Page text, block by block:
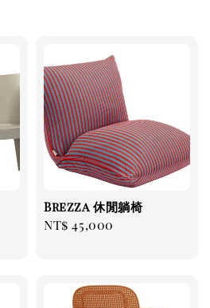
Brezza 休閒躺椅
Regular
NT$ 45,000